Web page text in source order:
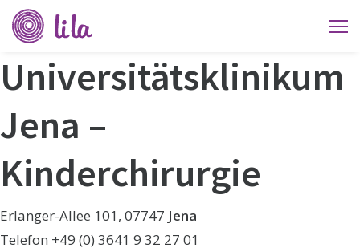
Verein
Li-
La
Universitätsklinikum
Jena –
Kinderchirurgie
Erlanger-Allee 101, 07747 Jena
Telefon +49 (0) 3641 9 32 27 01